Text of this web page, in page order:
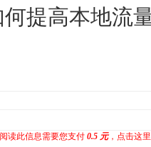
提高本地流
阅读此信息需要您支付 0.5 元，点击这